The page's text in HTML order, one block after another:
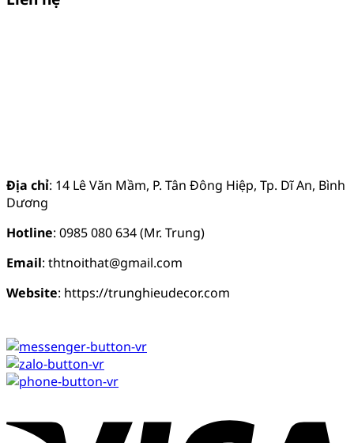
Địa chỉ: 14 Lê Văn Mầm, P. Tân Đông Hiệp, Tp. Dĩ An, Bình
Dương
Hotline: 0985 080 634 (Mr. Trung)
Email: thtnoithat@gmail.com
Website: https://trunghieudecor.com